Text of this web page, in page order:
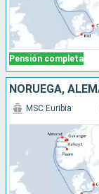
Pensión completa
NORUEGA,
MSC Euribia